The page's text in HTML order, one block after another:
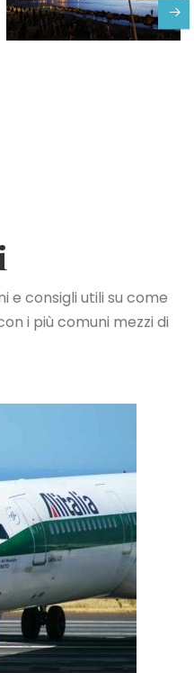
e consigli utili su come
i più comuni mezzi di